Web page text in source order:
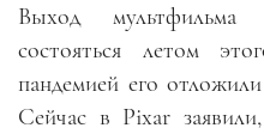
Выход
состояться летом
пандемией его
Сейчас в Pixar